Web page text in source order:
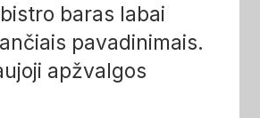
bistro baras labai
pavadinimais.
apžvalgos